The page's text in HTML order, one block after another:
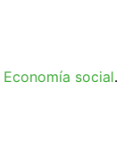
Economía social.